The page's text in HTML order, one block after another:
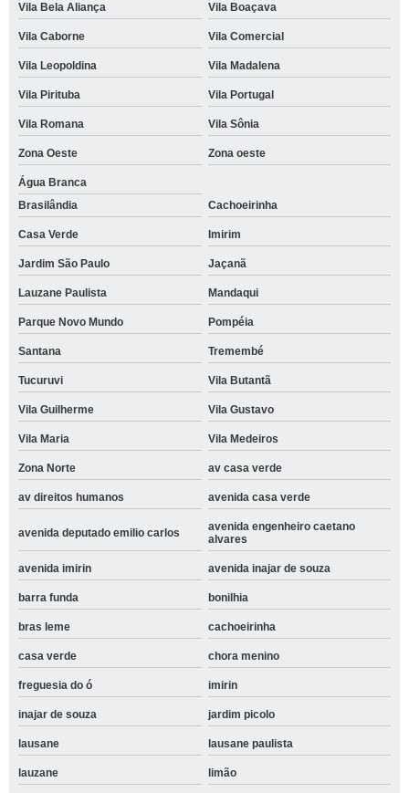
Vila Bela Aliança Vila Boaçava
Vila Caborne Vila Comercial
Vila Leopoldina Vila Madalena
Vila Pirituba Vila Portugal
Vila Romana Vila Sônia
Zona Oeste Zona oeste
Água Branca
Brasilândia
Cachoeirinha
Casa Verde Imirim
Jardim São Paulo Jaçanã
Lauzane Paulista Mandaqui
Parque Novo Mundo Pompéia
Santana Tremembé
Tucuruvi Vila Butantã
Vila Guilherme Vila Gustavo
Vila Maria Vila Medeiros
Zona Norte av casa verde
av direitos humanos avenida casa verde
avenida deputado emilio carlos
avenida engenheiro caetano
alvares
avenida imirin avenida inajar de souza
barra funda bonilhia
bras leme cachoeirinha
casa verde chora menino
freguesia do ó imirin
inajar de souza jardim picolo
lausane lausane paulista
lauzane limão